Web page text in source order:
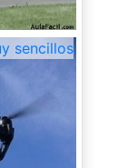
sencillos